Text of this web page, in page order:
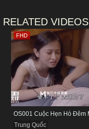
RELATED VIDEOS
Trung Quốc
FHD